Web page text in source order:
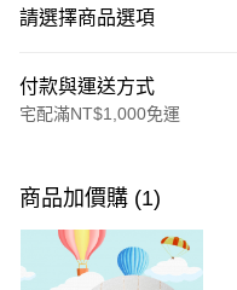
請選擇商品選項
付款與運送方式
宅配滿NT$1,000免運
信用卡一次付款
信用卡分期付款
3 期 0 利率 每期NT$656
商品加價購 (1)